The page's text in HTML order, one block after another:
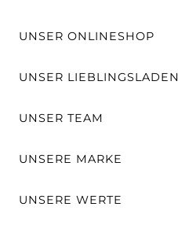
UNSER ONLINESHOP
UNSER LIEBLINGSLADEN
UNSER TEAM
UNSERE MARKE
UNSERE WERTE